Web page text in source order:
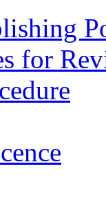
for